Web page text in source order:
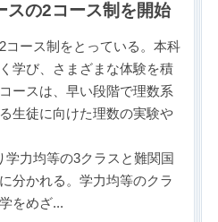
スの2コース制を開始
コース制をとっている。本科
学び、さまざまな体験を積
ースは、早い段階で理数系
生徒に向けた理数の実験や
力均等の3クラスと難関国
分かれる。学力均等のクラ
をめざ...